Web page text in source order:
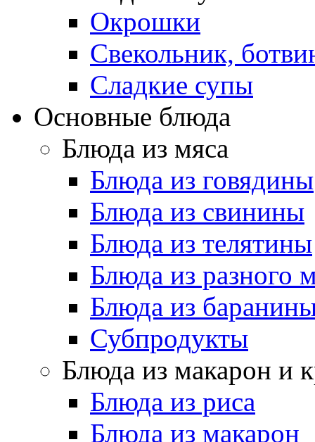
Окрошки
Свекольник,
Cладкие супы
Основные блюда
Блюда из мяса
Блюда из говядины
Блюда из свинины
Блюда из телятины
Блюда из разного
Блюда из
Субпродукты
Блюда из макарон и
Блюда из риса
Блюда из макарон